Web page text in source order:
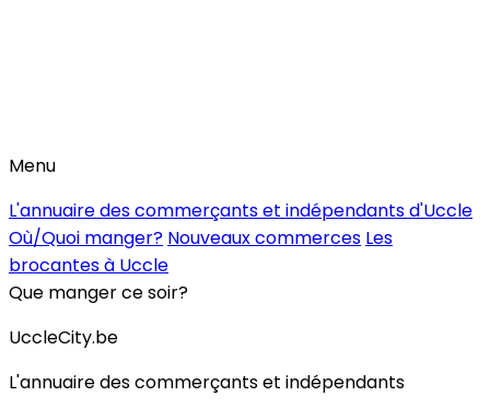
Menu
L'annuaire des commerçants et indépendants d'Uccle
Où/Quoi manger? Nouveaux commerces Les
brocantes à Uccle
Que manger ce soir?
UccleCity.be
L'annuaire des commerçants et indépendants